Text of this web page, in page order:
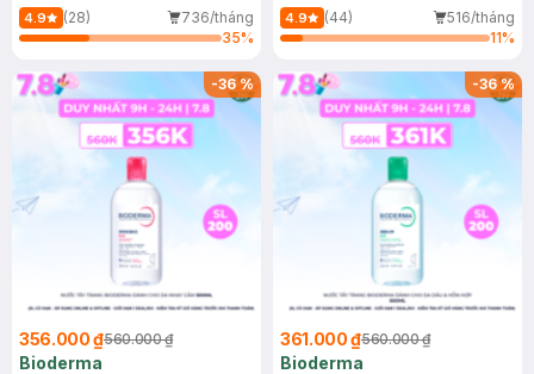
Kiềm Dầu 50ml
4.9 (28)
736/tháng
35%
Mới)
4.9 (44)
516/tháng
11%
-36%
356.000 ₫560.000 ₫
Bioderma
-36%
361.000 ₫560.000 ₫
Bioderma